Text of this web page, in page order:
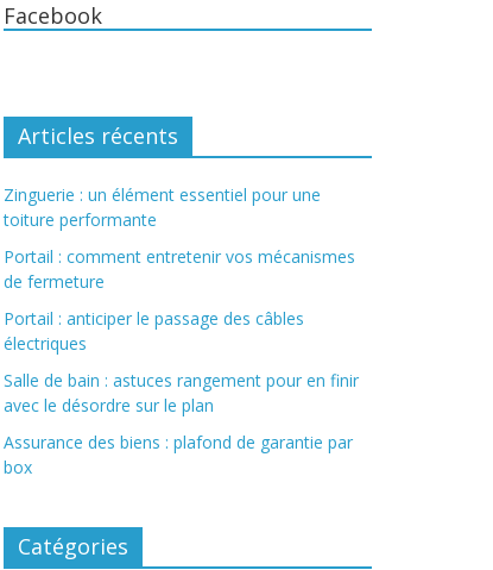
Facebook
Articles récents
Zinguerie : un élément essentiel pour une
toiture performante
Portail : comment entretenir vos mécanismes
de fermeture
Portail : anticiper le passage des câbles
électriques
Salle de bain : astuces rangement pour en finir
avec le désordre sur le plan
Assurance des biens : plafond de garantie par
box
Catégories